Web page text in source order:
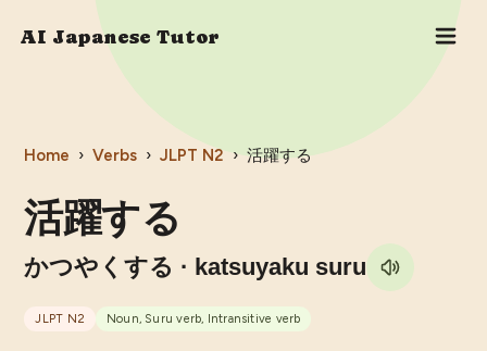
AI Japanese Tutor
Home › Verbs › JLPT N2 › 活躍する
活躍する
かつやくする · katsuyaku suru
JLPT N2 Noun, Suru verb, Intransitive verb